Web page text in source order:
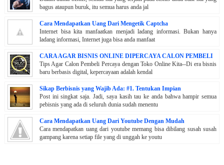
bagus ataupun buruk, itu semua harus anda jal
Cara Mendapatkan Uang Dari Mengetik Captcha
Internet bisa kita manfaatkan menjadi ladang informasi. Bukan hanya
ladang informasi, Internet juga bisa anda manfaat
CARA AGAR BISNIS ONLINE DIPERCAYA CALON PEMBELI
Tips Agar Calon Pembeli Percaya dengan Toko Online Kita--Di era bisnis
baru berbasis digital, kepercayaan adalah kendal
Sikap Berbisnis yang Wajib Ada: #1. Tentukan Impian
Post ini singkat saja. Jadi, saya kasih tau ke anda bahwa hampir semua
pebisnis yang ada di seluruh dunia sudah menentu
Cara Mendapatkan Uang Dari Youtube Dengan Mudah
Cara mendapatkan uang dari youtube memang bisa dibilang susah susah
gampang karena setiap file yang di unggah ke youtu